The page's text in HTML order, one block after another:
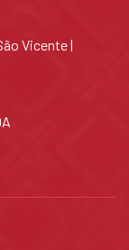
Vicente |